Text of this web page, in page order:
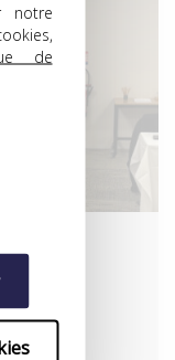
notre
de
en…